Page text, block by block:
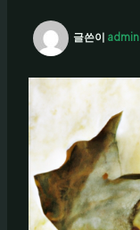
글쓴이 admin